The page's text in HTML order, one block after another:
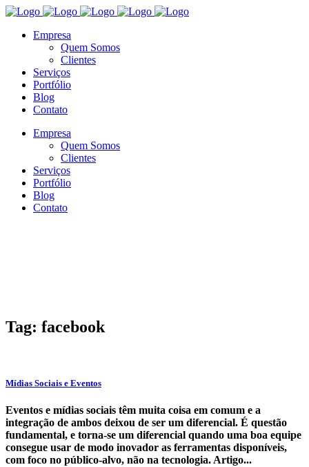
Empresa
Quem Somos
Clientes
Serviços
Portfólio
Blog
Contato
Empresa
Quem Somos
Clientes
Serviços
Portfólio
Blog
Contato
Tag: facebook
Mídias Sociais e Eventos
Eventos e mídias sociais têm muita coisa em comum e a
integração de ambos deixou de ser um diferencial. É questão
fundamental, e torna-se um diferencial quando uma boa equipe
consegue usar de modo inovador as ferramentas disponíveis,
com foco no público-alvo, não na tecnologia. Artigo...